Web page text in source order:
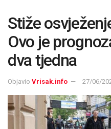
Stiže
Ovo je
dva tjedna
Objavio Vrisak.info 27/06/